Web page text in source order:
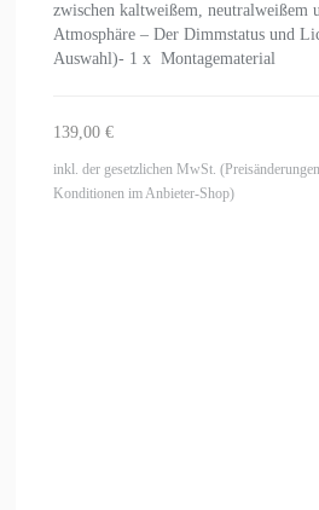
zwischen kaltweißem,
Atmosphäre – Der Dimmstatus und
Auswahl)- 1 x Montagematerial
139,00 €
inkl. der gesetzlichen MwSt.
Konditionen im Anbieter-Shop)